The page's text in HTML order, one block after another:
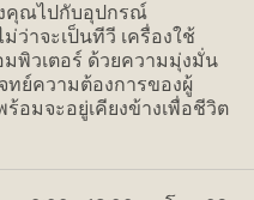
คุณไปกับอุปกรณ์
ว่าจะเป็นทีวี เครื่องใช้
พิวเตอร์ ด้วยความมุ่งมั่น
ย์ความต้องการของผู้
อมจะอยู่เคียงข้างเพื่อชีวิต